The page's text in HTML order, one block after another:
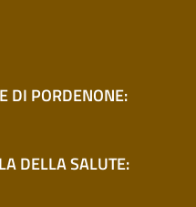
DI PORDENONE:
DELLA SALUTE: